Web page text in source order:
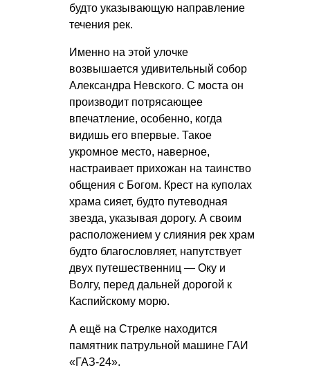
будто указывающую направление
течения рек.
Именно на этой улочке
возвышается удивительный собор
Александра Невского. С моста он
производит потрясающее
впечатление, особенно, когда
видишь его впервые. Такое
укромное место, наверное,
настраивает прихожан на таинство
общения с Богом. Крест на куполах
храма сияет, будто путеводная
звезда, указывая дорогу. А своим
расположением у слияния рек храм
будто благословляет, напутствует
двух путешественниц — Оку и
Волгу, перед дальней дорогой к
Каспийскому морю.
А ещё на Стрелке находится
памятник патрульной машине ГАИ
«ГАЗ-24».